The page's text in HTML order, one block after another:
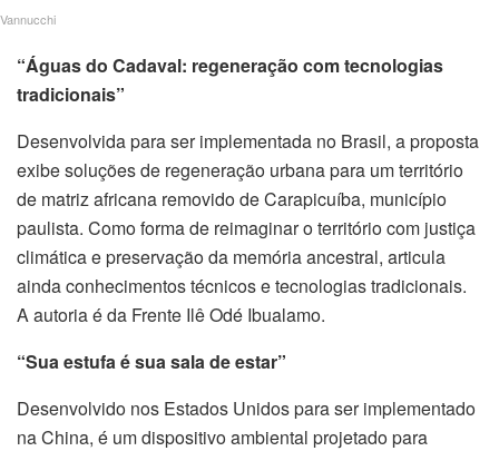
al
massage in istanbul
Vannucchi
“Águas do Cadaval: regeneração com tecnologias
tradicionais”
Desenvolvida para ser implementada no Brasil, a proposta
exibe soluções de regeneração urbana para um território
de matriz africana removido de Carapicuíba, município
paulista. Como forma de reimaginar o território com justiça
climática e preservação da memória ancestral, articula
ainda conhecimentos técnicos e tecnologias tradicionais.
A autoria é da Frente Ilê Odé Ibualamo.
“Sua estufa é sua sala de estar”
Desenvolvido nos Estados Unidos para ser implementado
na China, é um dispositivo ambiental projetado para